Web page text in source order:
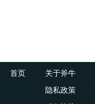
首页
关于斧牛
隐私政策